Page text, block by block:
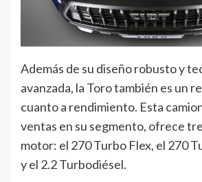
Además de su diseño robusto y
avanzada, la Toro también es un
cuanto a rendimiento. Esta
ventas en su segmento, ofrece
motor: el 270 Turbo Flex, el 270
y el 2.2 Turbodiésel.